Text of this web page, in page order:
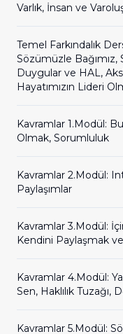
Varlık, İnsan ve
Temel Farkındalık
Sözümüzle
Duygular ve HAL,
Hayatımızın Lideri
Kavramlar 1.Modül:
Olmak, Sorumluluk
Kavramlar 2.Modül:
Paylaşımlar
Kavramlar 3.Modül:
Kendini Paylaşmak
Kavramlar 4.Modül:
Sen, Haklılık Tuzağı,
Kavramlar 5.Modül: